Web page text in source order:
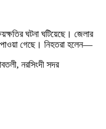
ঘটনা ঘটিয়েছে। জেলার
গেছে। নিহতরা হলেন—
নরসিংদী সদর